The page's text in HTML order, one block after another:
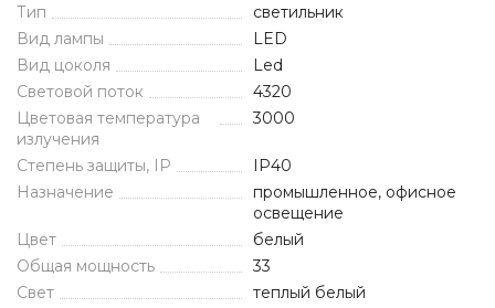
Тип
светильник
Вид лампы
LED
Вид цоколя
Led
Световой поток
4320
Цветовая температура
излучения
3000
Степень защиты, IP
IP40
Назначение
промышленное, офисное
освещение
Цвет
белый
Общая мощность
33
Свет
теплый белый